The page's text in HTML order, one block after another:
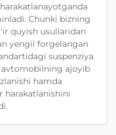
Chunki bizning
quyish usullaridan
yengil forgelangan
suspenziya
ajoyib
hamda
harakatlanishini